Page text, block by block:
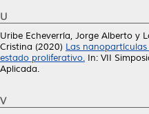
U
Uribe Echeverría, Jorge Alberto y
Cristina (2020) Las
estado proliferativo. In: VII
Aplicada.
V